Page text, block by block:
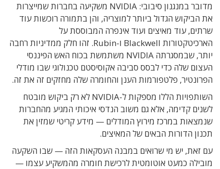
מדובר במנגנון סיבובי: NVIDIA משקיעה בחברות שמייצרות
את הביקוש הגדול ביותר למוצריה, והן בתמורה רוכשות עוד
שרתים, עוד מאיצים ועוד אינפרה המבוססת על
הארכיטקטורות Blackwell ו-Rubin. זהו חלק ממדיניות רחבה
יותר, שבמסגרתה NVIDIA משתמשת בכוח האש הפיננסי
העצום שלה כדי לבסס סביבה אקוסיסטם טכנולוגי שבו מודלי
הפרונטיר, פלטפורמות הענן והחומרה שלה מחזקים זה את זה.
השותפויות הללו מספקות ל-NVIDIA לא רק ביקוש מובטח
לשנים קדימה, אלא גם משוב הנדסי איכותי המגיע מהחברות
שנמצאות במרכז מירוץ המודלים — מידע קריטי שמזין את
תכנון הדורות הבאים של המאיצים.
עם זאת, יש מי שרואים במבנה העסקאות הזה — שבו השקעה
מובילה כמעט אוטומטית לרכישת חומרה מהמשקיע עצמו —